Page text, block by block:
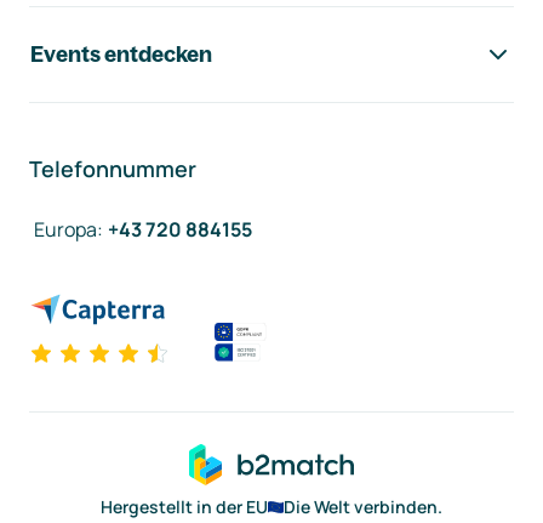
Events entdecken
Telefonnummer
Europa: +43 720 884155
Hergestellt in der EU
Die Welt verbinden.